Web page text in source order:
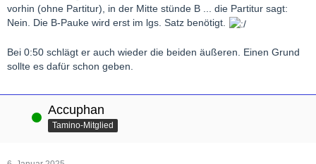
vorhin (ohne Partitur), in der Mitte stünde B ... die Partitur sagt:
Nein. Die B-Pauke wird erst im lgs. Satz benötigt.
Bei 0:50 schlägt er auch wieder die beiden äußeren. Einen Grund
sollte es dafür schon geben.
Online Accuphan
Tamino-Mitglied